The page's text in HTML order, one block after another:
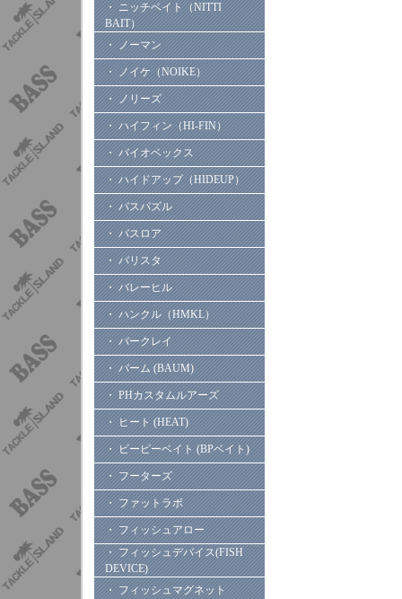
・ ニッチベイト（NITTI
BAIT）
・ ノーマン
・ ノイケ（NOIKE）
・ ノリーズ
・ ハイフィン（HI-FIN）
・ バイオベックス
・ ハイドアップ（HIDEUP）
・ バスパズル
・ バスロア
・ バリスタ
・ バレーヒル
・ ハンクル（HMKL）
・ バークレイ
・ バーム (BAUM)
・ PHカスタムルアーズ
・ ヒート (HEAT)
・ ビーピーベイト (BPベイト)
・ フーターズ
・ ファットラボ
・ フィッシュアロー
・ フィッシュデバイス(FISH
DEVICE)
・ フィッシュマグネット